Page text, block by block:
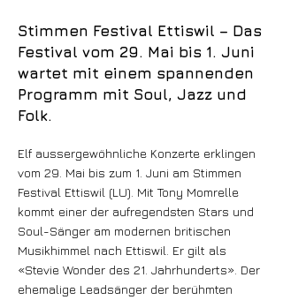
Stimmen Festival Ettiswil – Das
Festival vom 29. Mai bis 1. Juni
wartet mit einem spannenden
Programm mit Soul, Jazz und
Folk.
Elf aussergewöhnliche Konzerte erklingen
vom 29. Mai bis zum 1. Juni am Stimmen
Festival Ettiswil (LU). Mit Tony Momrelle
kommt einer der aufregendsten Stars und
Soul-Sänger am modernen britischen
Musikhimmel nach Ettiswil. Er gilt als
«Stevie Wonder des 21. Jahrhunderts». Der
ehemalige Leadsänger der berühmten